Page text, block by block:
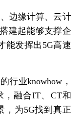
边缘计算、云计
建起能够支撑企
能发挥出5G高速
业knowhow，
，融合IT、CT和
，为5G找到真正